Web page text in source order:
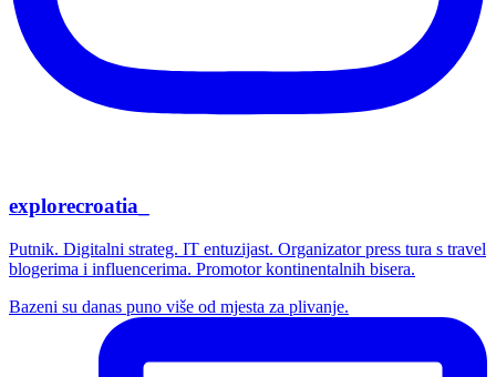
explorecroatia_
Putnik. Digitalni strateg. IT entuzijast. Organizator press tura s travel
blogerima i influencerima. Promotor kontinentalnih bisera.
Bazeni su danas puno više od mjesta za plivanje.